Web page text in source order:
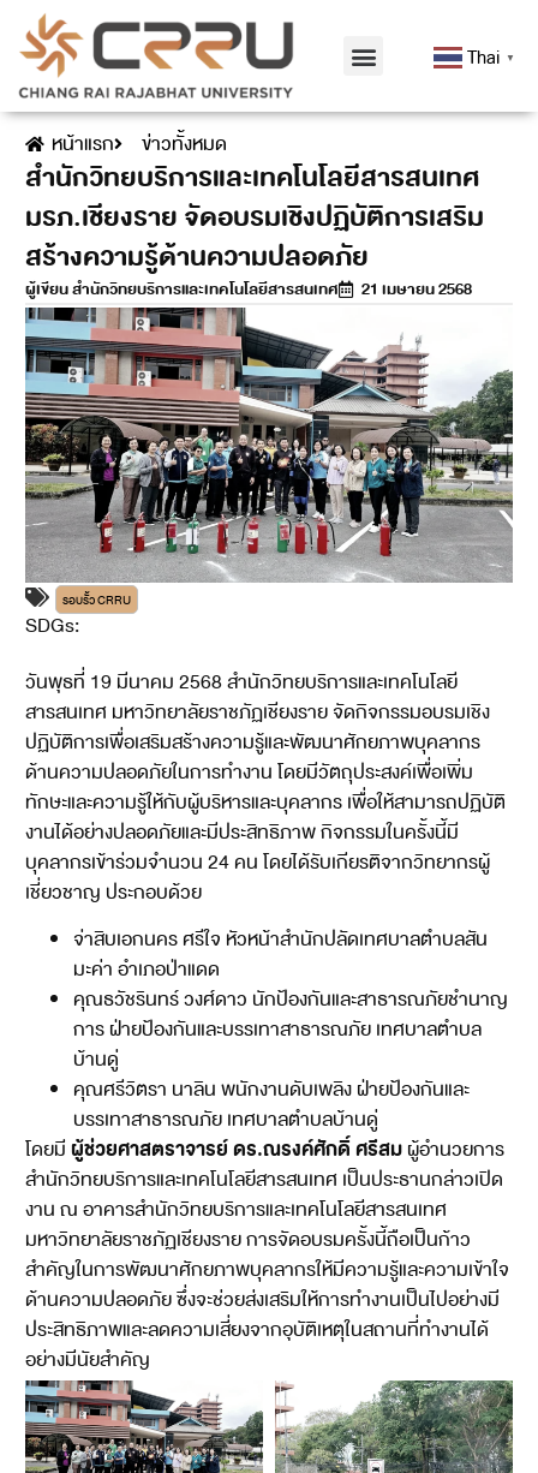
Thai ▼
หน้าแรก ข่าวทั้งหมด
สำนักวิทยบริการและเทคโนโลยีสารสนเทศ
มรภ.เชียงราย จัดอบรมเชิงปฏิบัติการเสริม
สร้างความรู้ด้านความปลอดภัย
ผู้เขียนสำนักวิทยบริการและเทคโนโลยีสารสนเทศ 21 เมษายน 2568
รอบรั้ว CRRU
SDGs:
วันพุธที่ 19 มีนาคม 2568 สำนักวิทยบริการและเทคโนโลยี
สารสนเทศ มหาวิทยาลัยราชภัฏเชียงราย จัดกิจกรรมอบรมเชิง
ปฏิบัติการเพื่อเสริมสร้างความรู้และพัฒนาศักยภาพบุคลากร
ด้านความปลอดภัยในการทำงาน โดยมีวัตถุประสงค์เพื่อเพิ่ม
ทักษะและความรู้ให้กับผู้บริหารและบุคลากร เพื่อให้สามารถปฏิบัติ
งานได้อย่างปลอดภัยและมีประสิทธิภาพ กิจกรรมในครั้งนี้มี
บุคลากรเข้าร่วมจำนวน 24 คน โดยได้รับเกียรติจากวิทยากรผู้
เชี่ยวชาญ ประกอบด้วย
จ่าสิบเอกนคร ศรีใจ หัวหน้าสำนักปลัดเทศบาลตำบลสัน
มะค่า อำเภอป่าแดด
คุณธวัชรินทร์ วงศ์ดาว นักป้องกันและสาธารณภัยชำนาญ
การ ฝ่ายป้องกันและบรรเทาสาธารณภัย เทศบาลตำบล
บ้านดู่
คุณศรีวิตรา นาลิน พนักงานดับเพลิง ฝ่ายป้องกันและ
บรรเทาสาธารณภัย เทศบาลตำบลบ้านดู่
โดยมีผู้ช่วยศาสตราจารย์ ดร.ณรงค์ศักดิ์ ศรีสมผู้อำนวยการ
สำนักวิทยบริการและเทคโนโลยีสารสนเทศ เป็นประธานกล่าวเปิด
งาน ณ อาคารสำนักวิทยบริการและเทคโนโลยีสารสนเทศ
มหาวิทยาลัยราชภัฏเชียงราย การจัดอบรมครั้งนี้ถือเป็นก้าว
สำคัญในการพัฒนาศักยภาพบุคลากรให้มีความรู้และความเข้าใจ
ด้านความปลอดภัย ซึ่งจะช่วยส่งเสริมให้การทำงานเป็นไปอย่างมี
ประสิทธิภาพและลดความเสี่ยงจากอุบัติเหตุในสถานที่ทำงานได้
อย่างมีนัยสำคัญ